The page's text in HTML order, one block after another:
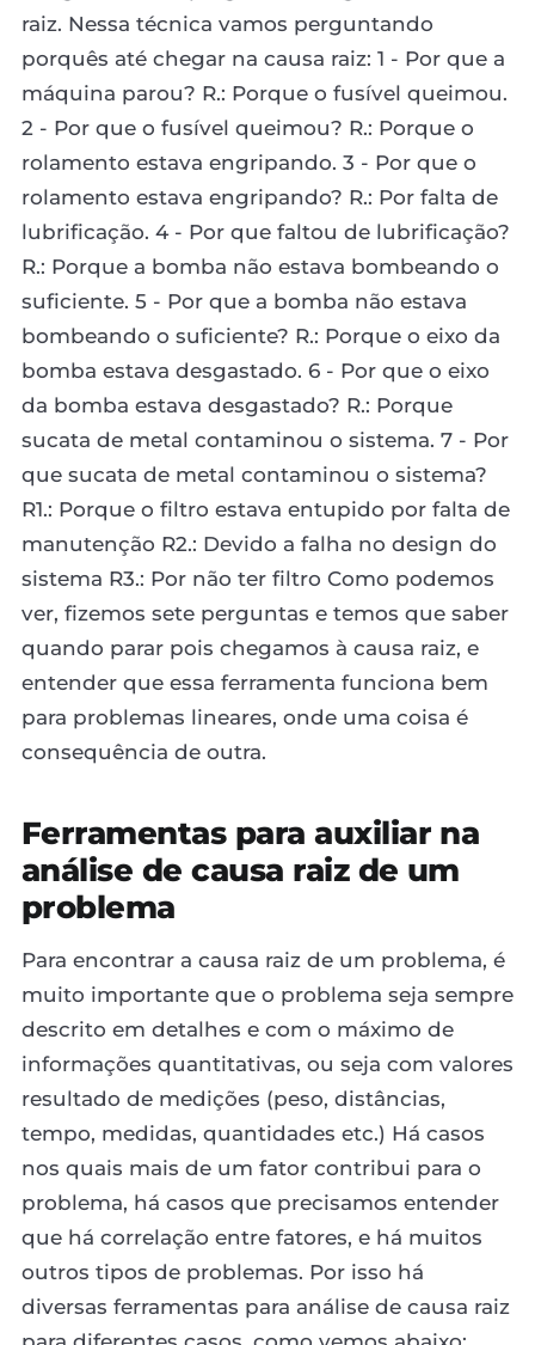
raiz. Nessa técnica vamos perguntando
porquês até chegar na causa raiz: 1 - Por que a
máquina parou? R.: Porque o fusível queimou.
2 - Por que o fusível queimou? R.: Porque o
rolamento estava engripando. 3 - Por que o
rolamento estava engripando? R.: Por falta de
lubrificação. 4 - Por que faltou de lubrificação?
R.: Porque a bomba não estava bombeando o
suficiente. 5 - Por que a bomba não estava
bombeando o suficiente? R.: Porque o eixo da
bomba estava desgastado. 6 - Por que o eixo
da bomba estava desgastado? R.: Porque
sucata de metal contaminou o sistema. 7 - Por
que sucata de metal contaminou o sistema?
R1.: Porque o filtro estava entupido por falta de
manutenção R2.: Devido a falha no design do
sistema R3.: Por não ter filtro Como podemos
ver, fizemos sete perguntas e temos que saber
quando parar pois chegamos à causa raiz, e
entender que essa ferramenta funciona bem
para problemas lineares, onde uma coisa é
consequência de outra.
Ferramentas para auxiliar na
análise de causa raiz de um
problema
Para encontrar a causa raiz de um problema, é
muito importante que o problema seja sempre
descrito em detalhes e com o máximo de
informações quantitativas, ou seja com valores
resultado de medições (peso, distâncias,
tempo, medidas, quantidades etc.) Há casos
nos quais mais de um fator contribui para o
problema, há casos que precisamos entender
que há correlação entre fatores, e há muitos
outros tipos de problemas. Por isso há
diversas ferramentas para análise de causa raiz